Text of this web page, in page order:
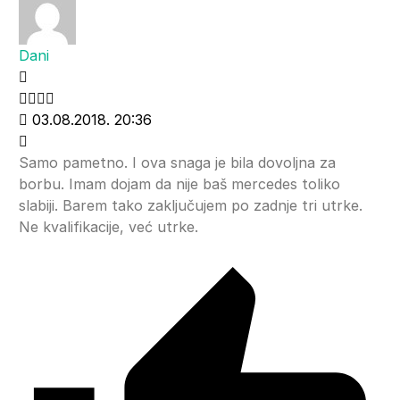
Dani
03.08.2018. 20:36
Samo pametno. I ova snaga je bila dovoljna za
borbu. Imam dojam da nije baš mercedes toliko
slabiji. Barem tako zaključujem po zadnje tri utrke.
Ne kvalifikacije, već utrke.